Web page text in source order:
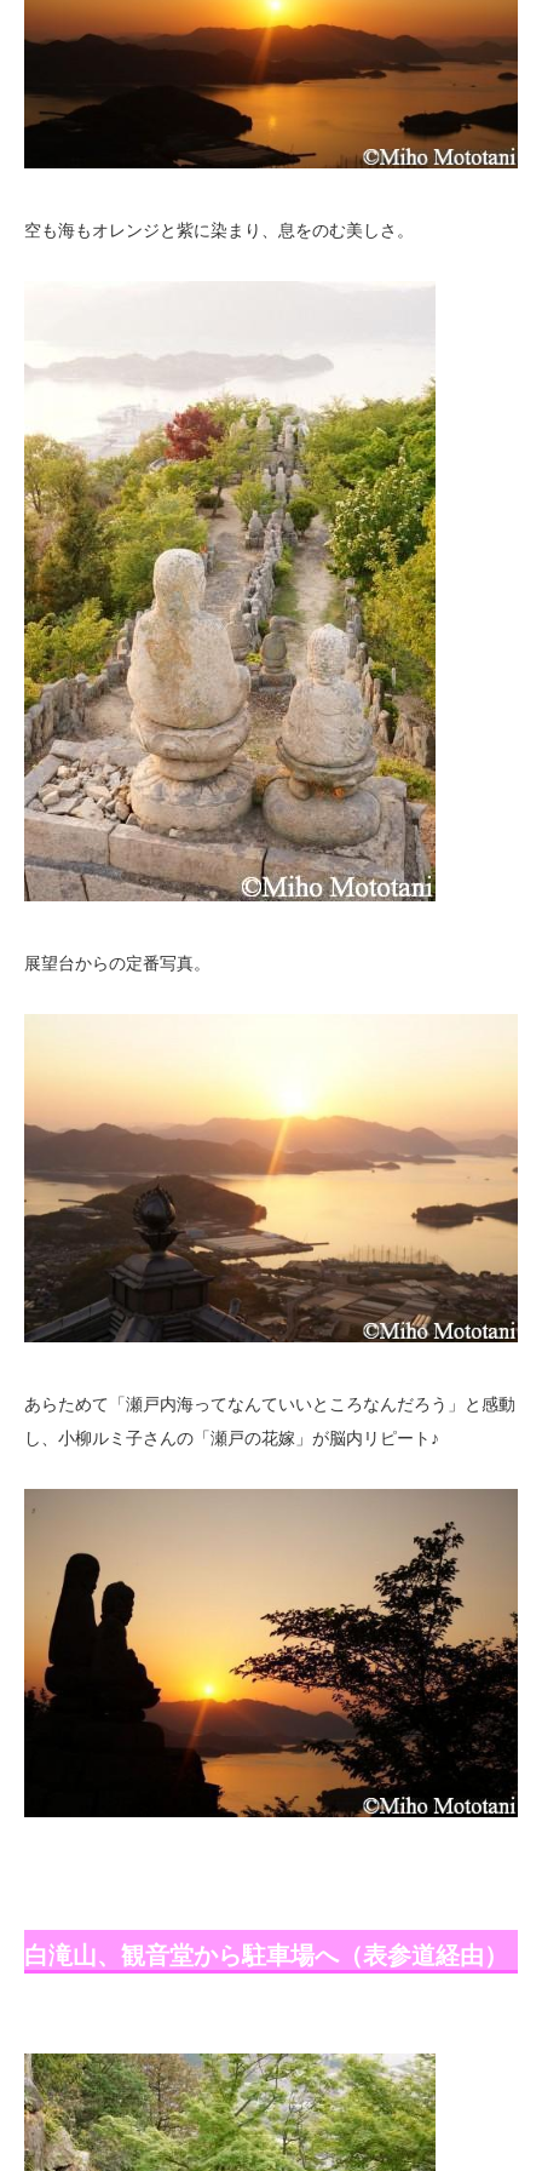
空も海もオレンジと紫に染まり、息をのむ美しさ。
展望台からの定番写真。
あらためて「瀬戸内海ってなんていいところなんだろう」と感動
し、小柳ルミ子さんの「瀬戸の花嫁」が脳内リピート♪
白滝山、観音堂から駐車場へ（表参道経由）